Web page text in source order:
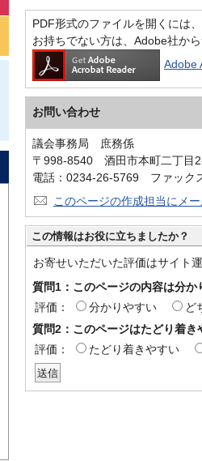
PDF形式のファイルを開くには
お持ちでない方は、Adobe社か
Adobe
お問い合わせ
議会事務局 庶務係
〒998-8540 酒田市本町二丁目
電話：0234-26-5769 ファック
このページの作成担当にメ
この情報はお役に立ちましたか？
お寄せいただいた評価はサイト
質問1：このページの内容は分か
評価：
分かりやすい ど
質問2：このページはたどり着き
評価：
たどり着きやすい